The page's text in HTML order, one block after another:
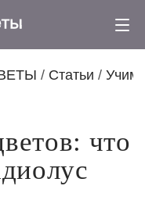
/ Статьи /
что